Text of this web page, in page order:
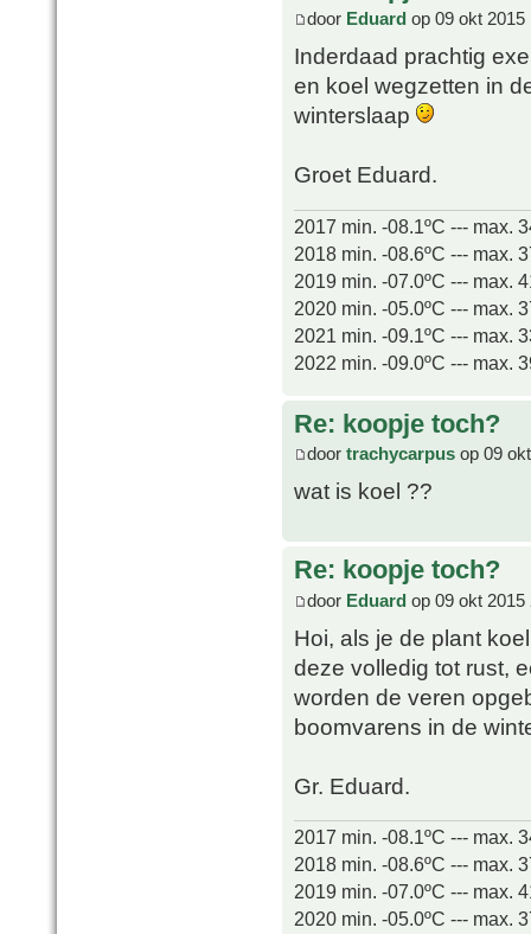
door Eduard op 09 okt 2015
Inderdaad prachtig
en koel wegzetten in
winterslaap
Groet Eduard.
2017 min. -08.1ºC --- max.
2018 min. -08.6ºC --- max.
2019 min. -07.0ºC --- max.
2020 min. -05.0ºC --- max.
2021 min. -09.1ºC --- max.
2022 min. -09.0ºC --- max.
Re: koopje toch?
door trachycarpus op 09
wat is koel ??
Re: koopje toch?
door Eduard op 09 okt 2015
Hoi, als je de plant
deze volledig tot rust,
worden de veren
boomvarens in de
Gr. Eduard.
2017 min. -08.1ºC --- max.
2018 min. -08.6ºC --- max.
2019 min. -07.0ºC --- max.
2020 min. -05.0ºC --- max.